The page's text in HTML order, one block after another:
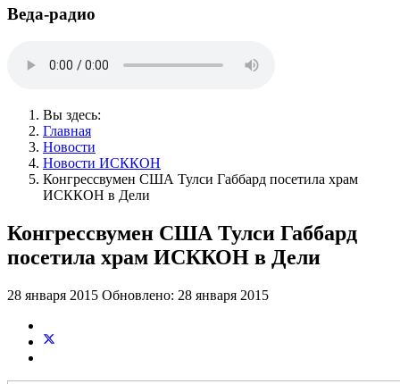
Веда-радио
Вы здесь:
Главная
Новости
Новости ИСККОН
Конгрессвумен США Тулси Габбард посетила храм
ИСККОН в Дели
Конгрессвумен США Тулси Габбард
посетила храм ИСККОН в Дели
28 января 2015 Обновлено: 28 января 2015